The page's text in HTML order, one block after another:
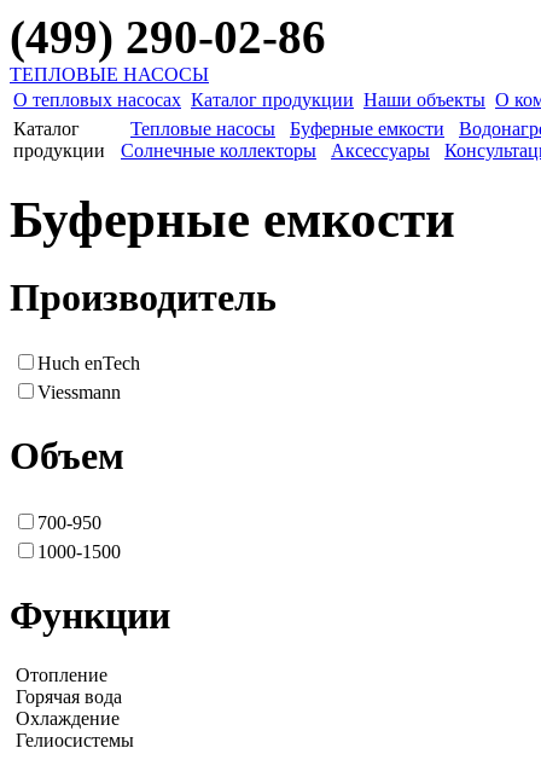
(499) 290-02-86
ТЕПЛОВЫЕ НАСОСЫ
О тепловых насосах Каталог продукции Наши объекты О
Каталог
продукции
Тепловые насосы Буферные емкости
Солнечные коллекторы
Аксессуары
Буферные емкости
Производитель
Huch enTech
Viessmann
Объем
700-950
1000-1500
Функции
Отопление
Горячая вода
Охлаждение
Гелиосистемы